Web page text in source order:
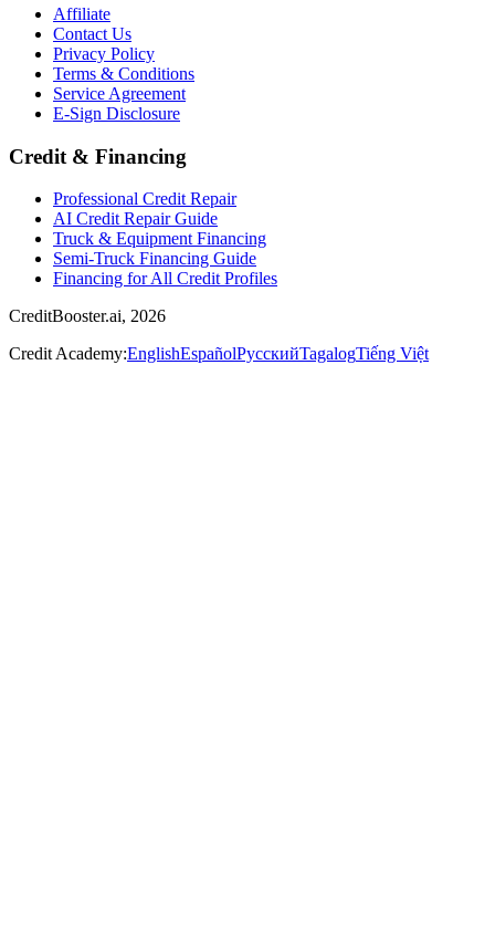
Affiliate
Contact Us
Privacy Policy
Terms & Conditions
Service Agreement
E-Sign Disclosure
Credit & Financing
Professional Credit Repair
AI Credit Repair Guide
Truck & Equipment Financing
Semi-Truck Financing Guide
Financing for All Credit Profiles
CreditBooster.ai, 2026
Credit Academy:EnglishEspañolРусскийTagalogTiếng Việt